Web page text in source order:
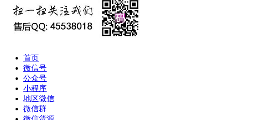
首页
微信号
公众号
小程序
地区微信
微信群